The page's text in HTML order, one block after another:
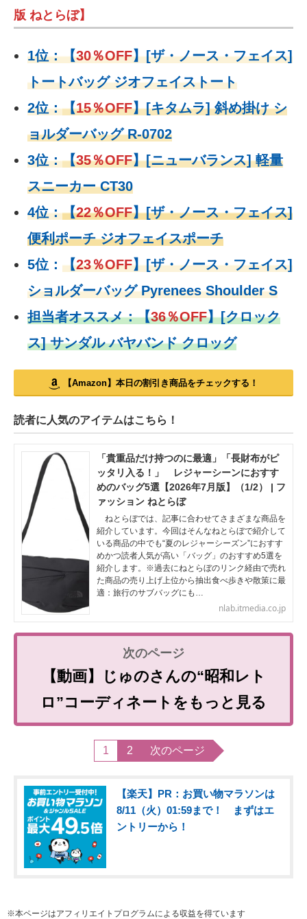
版 ねとらぼ】
1位：【30％OFF】[ザ・ノース・フェイス]
トートバッグ ジオフェイストート
2位：【15％OFF】[キタムラ] 斜め掛け シ
ョルダーバッグ R-0702
3位：【35％OFF】[ニューバランス] 軽量
スニーカー CT30
4位：【22％OFF】[ザ・ノース・フェイス]
便利ポーチ ジオフェイスポーチ
5位： 【23％OFF】[ザ・ノース・フェイス]
ショルダーバッグ Pyrenees Shoulder S
担当者オススメ：【36％OFF】[クロック
ス] サンダル バヤバンド クロッグ
【Amazon】本日の割引き商品をチェックする！
読者に人気のアイテムはこちら！
「貴重品だけ持つのに最適」「長財布がピ
ッタリ入る！」 レジャーシーンにおすす
めのバッグ5選【2026年7月版】（1/2） | フ
ァッション ねとらぼ
ねとらぼでは、記事に合わせてさまざまな商品を
紹介しています。今回はそんなねとらぼで紹介して
いる商品の中でも“夏のレジャーシーズン”におすす
めかつ読者人気が高い「バッグ」のおすすめ5選を
紹介します。※過去にねとらぼのリンク経由で売れ
た商品の売り上げ上位から抽出食べ歩きや散策に最
適：旅行のサブバッグにも…
nlab.itmedia.co.jp
【動画】じゅのさんの“昭和レト
ロ”コーディネートをもっと見る
1 2 次のページ
【楽天】PR：お買い物マラソンは
8/11（火）01:59まで！ まずはエ
ントリーから！
※本ページはアフィリエイトプログラムによる収益を得ています